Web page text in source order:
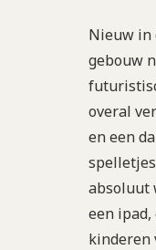
Nieuw in
gebouw
overal
en een
absoluut
een
kinderen